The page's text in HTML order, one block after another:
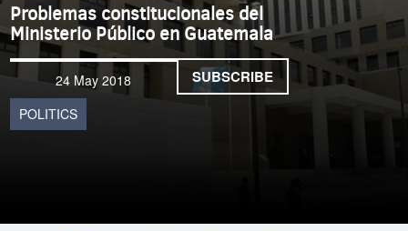
Problemas constitucionales del
Ministerio Público en Guatemala
24 May 2018
POLITICS
SUBSCRIBE